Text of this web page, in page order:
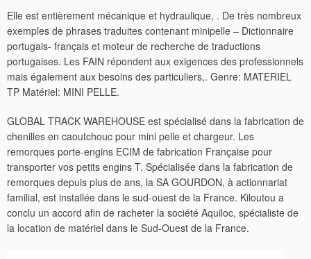
Elle est entièrement mécanique et hydraulique, . De très nombreux
exemples de phrases traduites contenant minipelle – Dictionnaire
portugais- français et moteur de recherche de traductions
portugaises. Les FAIN répondent aux exigences des professionnels
mais également aux besoins des particuliers,. Genre: MATERIEL
TP Matériel: MINI PELLE.
GLOBAL TRACK WAREHOUSE est spécialisé dans la fabrication de
chenilles en caoutchouc pour mini pelle et chargeur. Les
remorques porte-engins ECIM de fabrication Française pour
transporter vos petits engins T. Spécialisée dans la fabrication de
remorques depuis plus de ans, la SA GOURDON, à actionnariat
familial, est installée dans le sud-ouest de la France. Kiloutou a
conclu un accord afin de racheter la société Aquiloc, spécialiste de
la location de matériel dans le Sud-Ouest de la France.